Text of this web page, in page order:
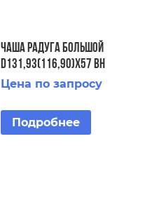
ЧАША Радуга большой
D131,93(116,90)х57 ВН
борт-36 НР борт- 36
Цена по запросу
Подробнее